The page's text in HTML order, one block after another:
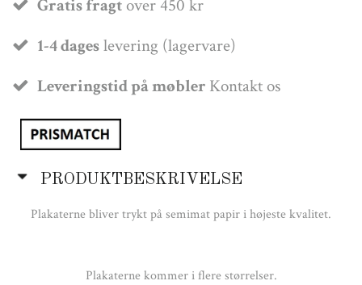
Gratis fragtover 450 kr
1-4 dageslevering (lagervare)
Leveringstid på møbler Kontakt os
PRODUKTBESKRIVELSE
Plakaterne bliver trykt på semimat papir i højeste kvalitet.
Plakaterne kommer i flere størrelser.